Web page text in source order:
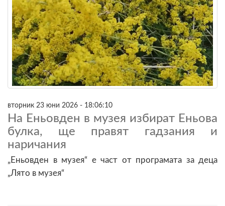
вторник 23 юни 2026 - 18:06:10
На Еньовден в музея избират Еньова
булка, ще правят гадзания и
наричания
„Еньовден в музея“ е част от програмата за деца
„Лято в музея“